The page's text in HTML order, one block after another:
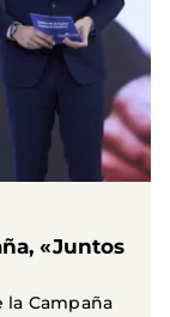
«Juntos
la Campaña